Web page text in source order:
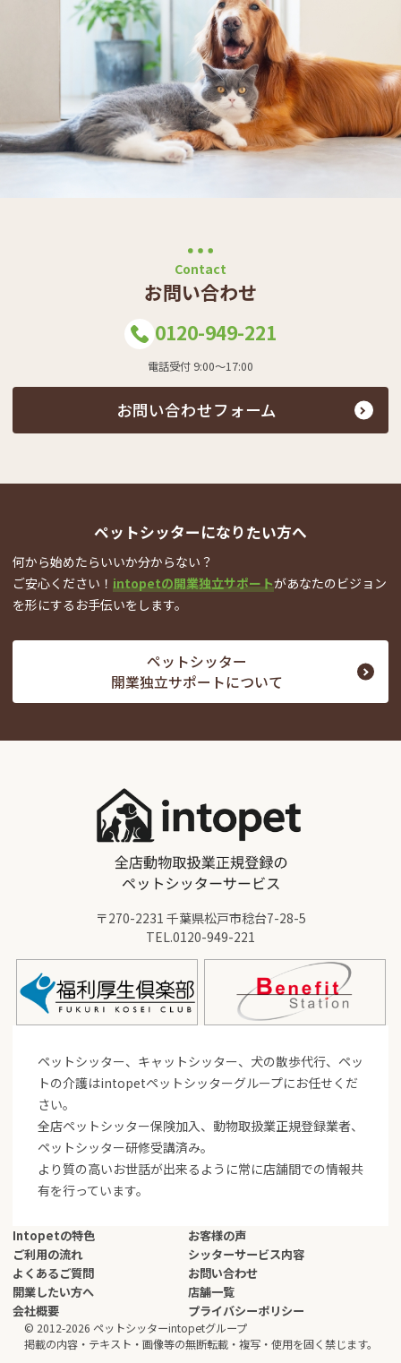
Contact
お問い合わせ
0120-949-221
電話受付 9:00～17:00
お問い合わせフォーム
ペットシッターになりたい方へ
何から始めたらいいか分からない？
ご安心ください！ intopetの開業独立サポートがあなたのビジョン
を形にするお手伝いをします。
ペットシッター
開業独立サポートについて
〒270-2231 千葉県松戸市稔台7-28-5
TEL.0120-949-221
ペットシッター、キャットシッター、犬の散歩代行、ペッ
トの介護はintopetペットシッターグループにお任せくだ
さい。
全店ペットシッター保険加入、動物取扱業正規登録業者、
ペットシッター研修受講済み。
より質の高いお世話が出来るように常に店舗間での情報共
有を行っています。
Intopetの特色
お客様の声
ご利用の流れ
シッターサービス内容
よくあるご質問
お問い合わせ
開業したい方へ
店舗一覧
会社概要
プライバシーポリシー
© 2012-2026 ペットシッターintopetグループ
掲載の内容・テキスト・画像等の無断転載・複写・使用を固く禁じます。